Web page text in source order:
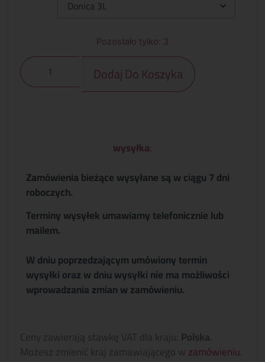
Pozostało tylko: 3
Dodaj Do Koszyka
wysyłka:
Zamówienia bieżące wysyłane są w ciągu 7 dni
roboczych.
Terminy wysyłek umawiamy telefonicznie lub
mailem.
W dniu poprzedzającym umówiony termin
wysyłki oraz w dniu wysyłki nie ma możliwości
wprowadzania zmian w zamówieniu.
Ceny zawierają stawkę VAT dla kraju: Polska
Możesz zmienić kraj zamawiającego wzamówieniu